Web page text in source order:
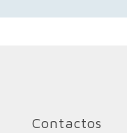
Contactos